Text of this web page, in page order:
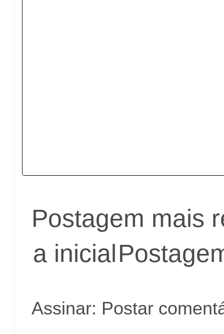
Postagem mais
a inicial
Assinar: Postar